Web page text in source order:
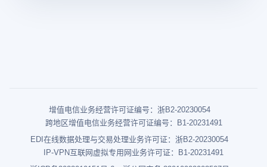
增值电信业务经营许可证编号：浙B2-20230054
跨地区增值电信业务经营许可证编号：B1-20231491
EDI在线数据处理与交易处理业务许可证：浙B2-20230054
IP-VPN互联网虚拟专用网业务许可证：B1-20231491